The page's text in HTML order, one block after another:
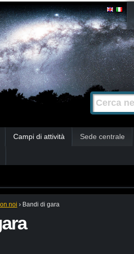
Cerca nel
Campi di attività Sede centrale
noi › Bandi di gara